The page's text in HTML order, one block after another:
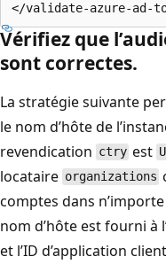
Vérifiez que
sont correctes.
La stratégie suivante
le nom d’hôte de
revendication ctry est
locataire organizations
comptes dans
nom d’hôte est fourni à
et l’ID d’application